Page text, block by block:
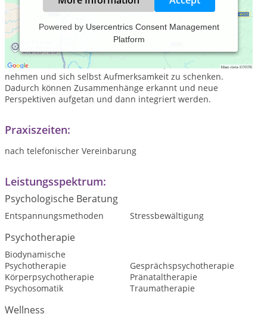
Powered by Usercentrics Consent Management
Platform
Ich biete eine Wegbegleitung zu mehr Freude, Freiheit und
Dankbarkeit für das Leben. Einfühlsam, achtsam und
wertschätzend biete ich einen Raum an, sich Zeit für sich zu
nehmen und sich selbst Aufmerksamkeit zu schenken.
Dadurch können Zusammenhänge erkannt und neue
Perspektiven aufgetan und dann integriert werden.
Praxiszeiten:
nach telefonischer Vereinbarung
Leistungsspektrum:
Psychologische Beratung
Entspannungsmethoden Stressbewältigung
Psychotherapie
Biodynamische
Psychotherapie
Gesprächspsychotherapie
Körperpsychotherapie
Pränataltherapie
Psychosomatik
Traumatherapie
Wellness